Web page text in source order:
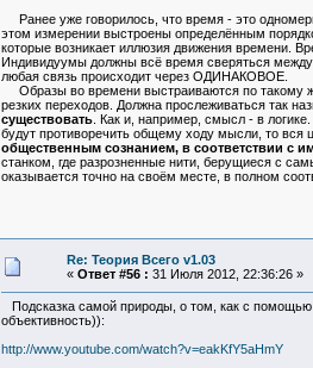
Ранее уже говорилось, что время - это
этом измерении выстроены определённым
которые возникает иллюзия движения времени.
Индивидуумы должны всё время сверяться
любая связь происходит через ОДИНАКОВОЕ.
Образы во времени выстраиваются по такому
резких переходов. Должна прослеживаться так
существовать. Как и, например, смысл - в
будут противоречить общему ходу мысли, то вся
общественным сознанием, в соответствии с
станком, где разрозненные нити, берущиеся с
оказывается точно на своём месте, в полном
Re: Теория Всего v1.03
« Ответ #56 : 31 Июля 2012, 22:36:26 »
Подсказка самой природы, о том, как с помощью
объективность)):
http://www.youtube.com/watch?v=eakKfY5aHmY